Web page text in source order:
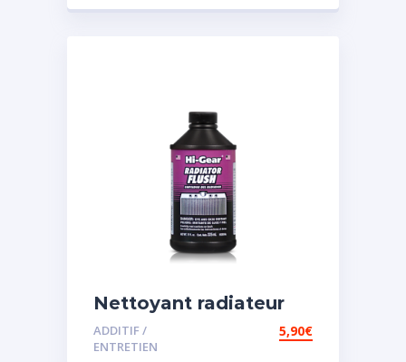
Nettoyant radiateur
ADDITIF /
ENTRETIEN
5,90€